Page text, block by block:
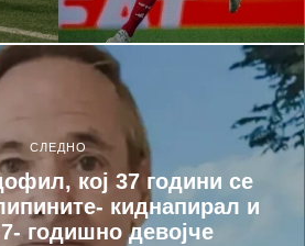
СЛЕДНО
кој 37 години се
киднапирал и
годишно девојче